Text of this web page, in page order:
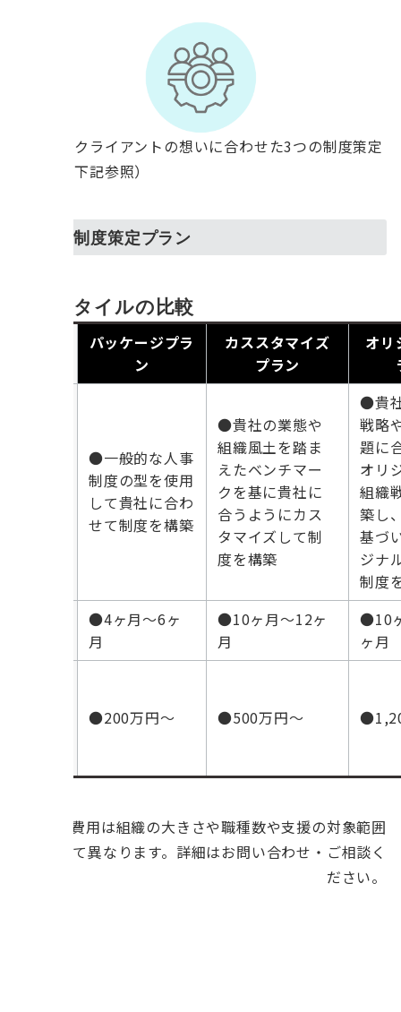
効率性とクライアントの想いに合わせた3つの制度策定
プラン（下記参照）
3つの制度策定プラン
支援スタイルの比較
パッケージプラ
ン
カススタマイズ
プラン
オリ
●一般的な人事
制度の型を使用
して貴社に合わ
せて制度を構築
●貴社の業態や
組織風土を踏ま
えたベンチマー
クを基に貴社に
合うようにカス
タマイズして制
度を構築
●貴
戦略
題に
オリ
組織
築し
基づ
ジナ
制度
●4ヶ月〜6ヶ
月
●10ヶ月〜12ヶ
月
●10
ヶ月
●200万円〜 ●500万円〜
※支援費用は組織の大きさや職種数や支援の対象範囲
によって異なります。詳細はお問い合わせ・ご相談く
ださい。